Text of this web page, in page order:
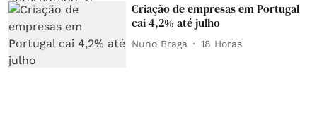
Criação de empresas em Portugal
cai 4,2% até julho
Nuno Braga 18 Horas